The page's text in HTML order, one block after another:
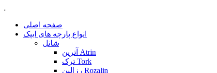
.
صفحه اصلی
انواع پارچه های ایپک
شانل
آترین Atrin
ترک Tork
رزالین Rozalin